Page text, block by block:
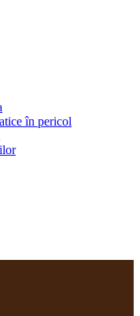
în pericol